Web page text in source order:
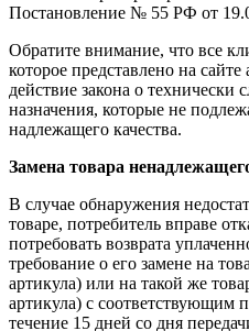
Постановление № 55 РФ от
Обратите внимание, что все
которое представлено на
действие закона о технически
назначения, которые не
надлежащего качества.
Замена товара
В случае обнаружения
товаре, потребитель вправе
потребовать возврата
требование о его замене на
артикула) или на такой же
артикула) с соответствующим
течение 15 дней со дня